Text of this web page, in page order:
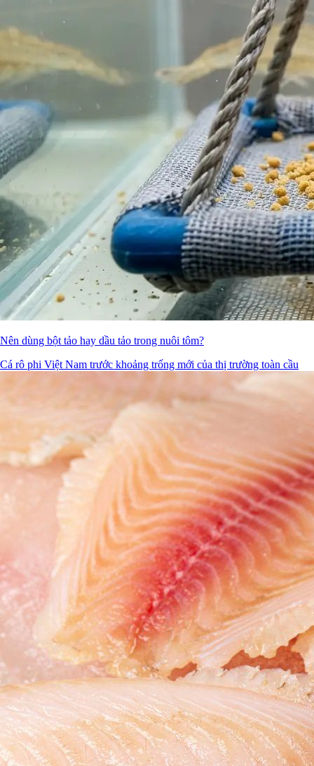
Nên dùng bột tảo hay dầu tảo trong nuôi tôm?
Cá rô phi Việt Nam trước khoảng trống mới của thị trường toàn cầu